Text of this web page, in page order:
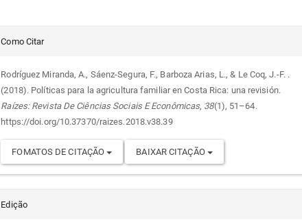
Detalhes
do
artigo
Como Citar
Rodríguez Miranda, A., Sáenz-Segura, F., Barboza Arias, L., & Le Coq, J.-F. .
(2018). Políticas para la agricultura familiar en Costa Rica: una revisión.
Raízes: Revista De Ciências Sociais E Econômicas, 38(1), 51–64.
https://doi.org/10.37370/raizes.2018.v38.39
FOMATOS DE CITAÇÃO BAIXAR CITAÇÃO
Edição